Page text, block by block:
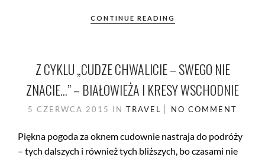
CONTINUE READING
Z CYKLU „CUDZE CHWALICIE – SWEGO NIE
ZNACIE…” – BIAŁOWIEŻA I KRESY WSCHODNIE
5 CZERWCA 2015 IN TRAVEL NO COMMENT
Piękna pogoda za oknem cudownie nastraja do podróży
– tych dalszych i również tych bliższych, bo czasami nie